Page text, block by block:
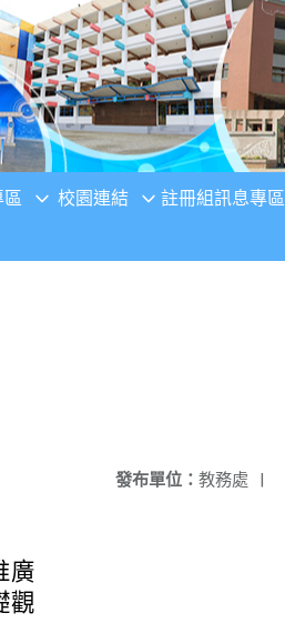
區 校園連結 註冊組訊息專區
發布單位： 教務處 |
廣
觀